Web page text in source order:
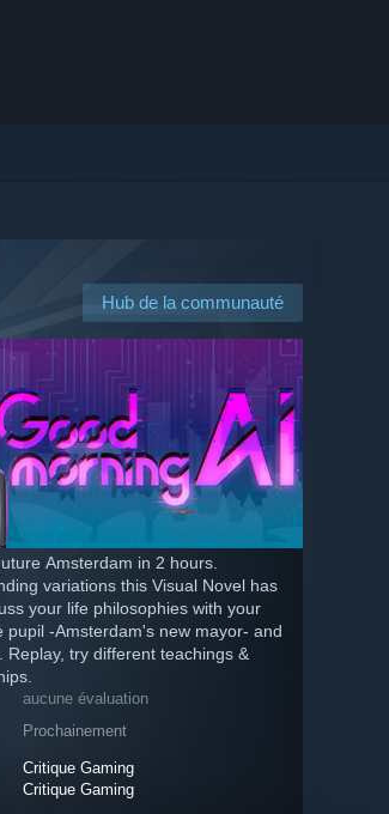
Hub de la communauté
Amsterdam in 2 hours.
variations this Visual Novel has
your life philosophies with your
pupil -Amsterdam's new mayor- and
Replay, try different teachings &
aucune évaluation
Prochainement
Critique Gaming
Critique Gaming